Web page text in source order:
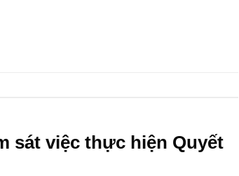
sát việc thực hiện Quyết